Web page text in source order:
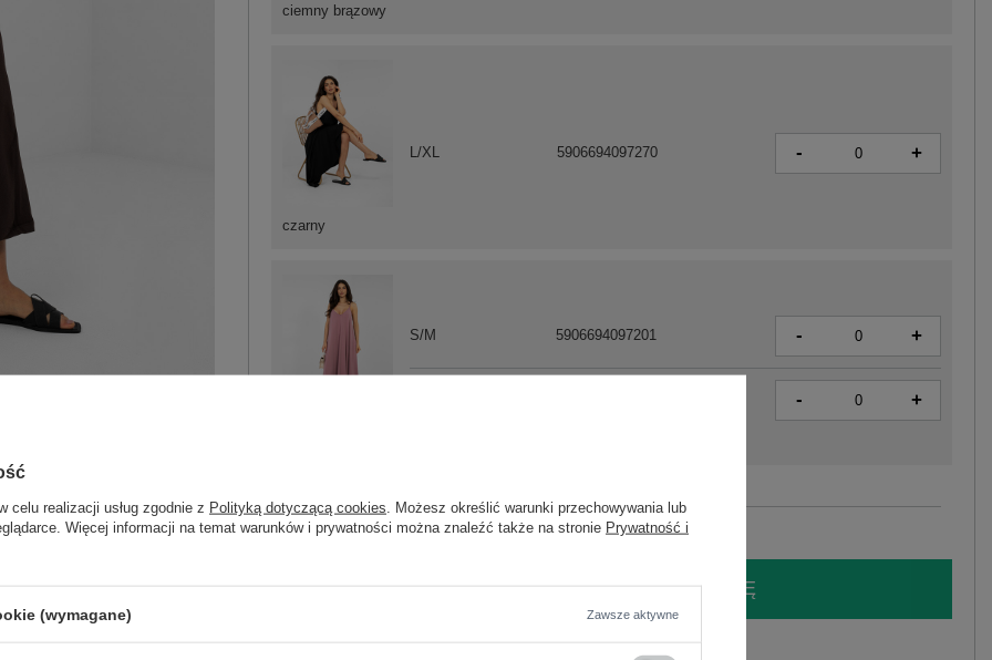
ciemny brązowy
czarny
L/XL 5906694097270 - +
S/M 5906694097201 - +
- +
Zobacz wszystkie kolory (+1)
ZALOGUJ SIĘ I ZOBACZ CENĘ
celu realizacji usług zgodnie z Polityką dotyczącą cookies . Możesz określić warunki przechowywania lub
Więcej informacji na temat warunków i prywatności można znaleźć także na stronie Prywatność i
(wymagane) Zawsze aktywne